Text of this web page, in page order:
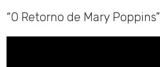
“O Retorno de Mary Poppins”